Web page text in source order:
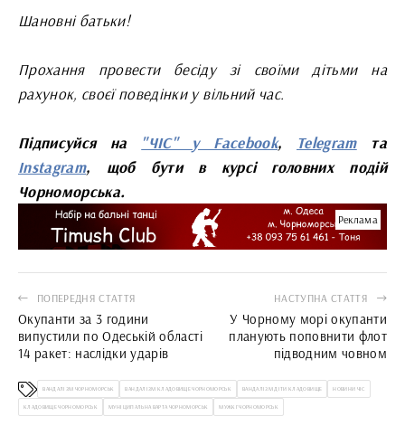
Шановні батьки!
Прохання провести бесіду зі своїми дітьми на
рахунок, своєї поведінки у вільний час.
Підписуйся на "ЧІС" у Facebook, Telegram
та
Instagram, щоб бути в курсі головних подій
Чорноморська.
Реклама
ПОПЕРЕДНЯ СТАТТЯ
Окупанти за 3 години
випустили по Одеській області
14 ракет: наслідки ударів
НАСТУПНА СТАТТЯ
У Чорному морі окупанти
планують поповнити флот
підводним човном
ВАНДАЛІЗМ ЧОРНОМОРСЬК ВАНДАЛІЗМ КЛАДОВИЩЕ ЧОРНОМОРСЬК ВАНДАЛІЗМ ДІТИ КЛАДОВИЩЕ НОВИНИ ЧІС
КЛАДОВИЩЕ ЧОРНОМОРСЬК МУНІЦИПАЛЬНА ВАРТА ЧОРНОМОРСЬК МУЖКГ ЧОРНОМОРСЬК